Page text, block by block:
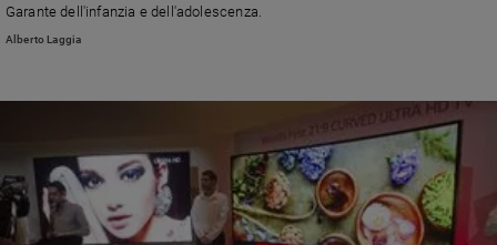
Chiesa
Devozione
e
fede
Parola
Garante dell'infanzia e dell'adolescenza.
Alberto Laggia